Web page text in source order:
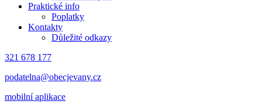
Praktické info
Poplatky
Kontakty
Důležité odkazy
321 678 177
podatelna@obecjevany.cz
mobilní aplikace